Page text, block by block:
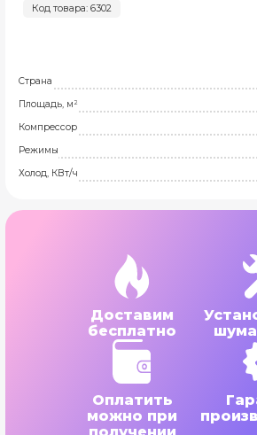
Код товара: 6302
Страна
Площадь, м²
Компрессор
Режимы
Холод, КВт/ч
Доставим
бесплатно
Оплатить
можно при